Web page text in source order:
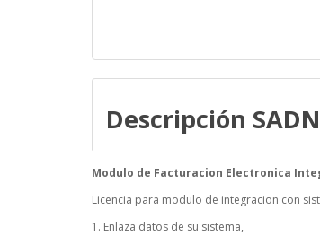
Descripción
Modulo de Facturacion Electronica
Licencia para modulo de integracion con
1. Enlaza datos de su sistema,